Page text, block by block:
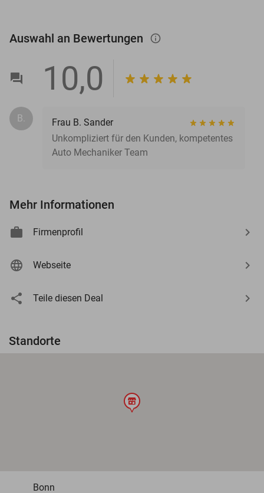
Auswahl an Bewertungen info_outlined
10,0
B.
Frau B. Sander
Unkompliziert für den Kunden, kompetentes
Auto Mechaniker Team
Mehr Informationen
Firmenprofil
Webseite
Teile diesen Deal
Standorte
store
Bonn